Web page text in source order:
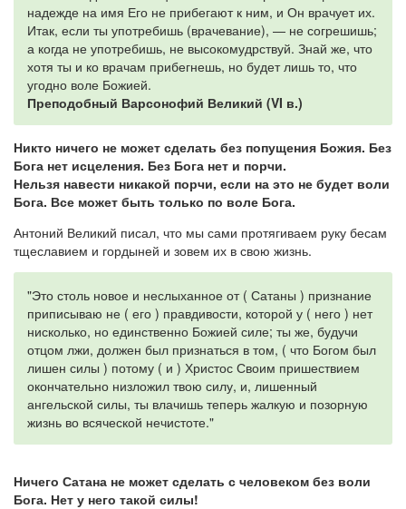
надежде на имя Его не прибегают к ним, и Он врачует их.
Итак, если ты употребишь (врачевание), — не согрешишь;
а когда не употребишь, не высокомудрствуй. Знай же, что
хотя ты и ко врачам прибегнешь, но будет лишь то, что
угодно воле Божией.
Преподобный Варсонофий Великий (VI в.)
Никто ничего не может сделать без попущения Божия. Без
Бога нет исцеления. Без Бога нет и порчи.
Нельзя навести никакой порчи, если на это не будет воли
Бога. Все может быть только по воле Бога.
Антоний Великий писал, что мы сами протягиваем руку бесам
тщеславием и гордыней и зовем их в свою жизнь.
"Это столь новое и неслыханное от ( Сатаны ) признание
приписываю не ( его ) правдивости, которой у ( него ) нет
нисколько, но единственно Божией силе; ты же, будучи
отцом лжи, должен был признаться в том, ( что Богом был
лишен силы ) потому ( и ) Христос Своим пришествием
окончательно низложил твою силу, и, лишенный
ангельской силы, ты влачишь теперь жалкую и позорную
жизнь во всяческой нечистоте."
Ничего Сатана не может сделать с человеком без воли
Бога. Нет у него такой силы!